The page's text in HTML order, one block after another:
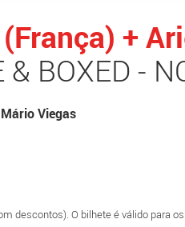
+
BOXED -
Viegas
descontos). O bilhete é válido para